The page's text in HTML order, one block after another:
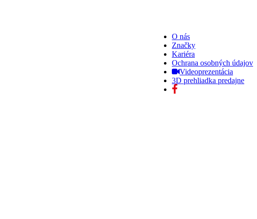
O nás
Značky
Kariéra
Ochrana osobných údajov
Videoprezentácia
3D prehliadka predajne